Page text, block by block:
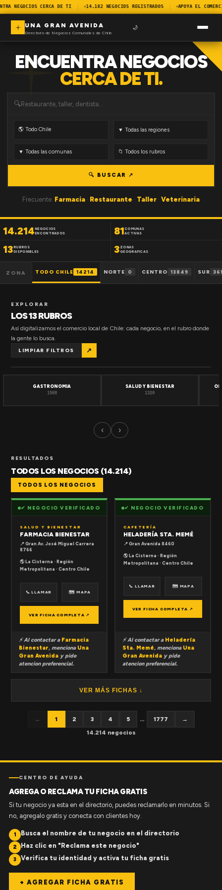
NEGOCIOS CERCA DE TI 14.182 NEGOCIOS REGISTRADOS APOYA EL
UNA GRAN AVENIDA
Directorio de Negocios Comunales de Chile
🌙
ENCUENTRA NEGOCIOS
CERCA DE TI.
🔍
🔍 BUSCAR ↗
Frecuente: Farmacia · Restaurante · Taller · Veterinaria
14.214NEGOCIOS
ENCONTRADOS
81 COMUNAS
ACTIVAS
13RUBROS
DISPONIBLES
3 ZONAS
GEOGRAFICAS
ZONA TODO CHILE 14214 NORTE 0 CENTRO 13849 SUR
EXPLORAR
LOS 13 RUBROS
Así digitalizamos el comercio local de Chile: cada negocio, en el rubro donde
la gente lo busca.
LIMPIAR FILTROS ↗
GASTRONOMIA
1508
SALUD Y BIENESTAR
1320
‹ ›
RESULTADOS
TODOS LOS NEGOCIOS (14.214)
TODOS LOS NEGOCIOS
✔ NEGOCIO VERIFICADO
SALUD Y BIENESTAR
FARMACIA BIENESTAR
📍 Gran Av. José Miguel Carrera
8766
🌎 La Cisterna · Región
Metropolitana · Centro Chile
📞 LLAMAR 🗺 MAPA
VER FICHA COMPLETA ↗
⚡ Al contactar a Farmacia
Bienestar, menciona Una
Gran Avenida y pide
atencion preferencial.
✔ NEGOCIO VERIFICADO
CAFETERÍA
HELADERÍA STA. MEMÉ
📍 Gran Avenida 8460
🌎 La Cisterna · Región
Metropolitana · Centro Chile
📞 LLAMAR 🗺 MAPA
VER FICHA COMPLETA ↗
⚡ Al contactar a Heladería
Sta. Memé, menciona Una
Gran Avenida y pide
atencion preferencial.
VER MÁS FICHAS ↓
← 1 2 3 4 5 ... 1777
→
14.214 negocios
CENTRO DE AYUDA
AGREGA O RECLAMA TU FICHA GRATIS
Si tu negocio ya esta en el directorio, puedes reclamarlo en minutos. Si
no, agregalo gratis y conecta con clientes hoy.
1 Busca el nombre de tu negocio en el directorio
2 Haz clic en "Reclama este negocio"
3 Verifica tu identidad y activa tu ficha gratis
+ AGREGAR FICHA GRATIS